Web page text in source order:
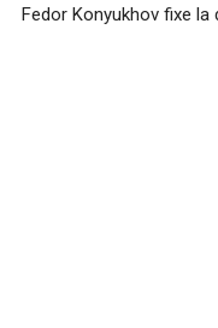
Fedor Konyukhov fixe